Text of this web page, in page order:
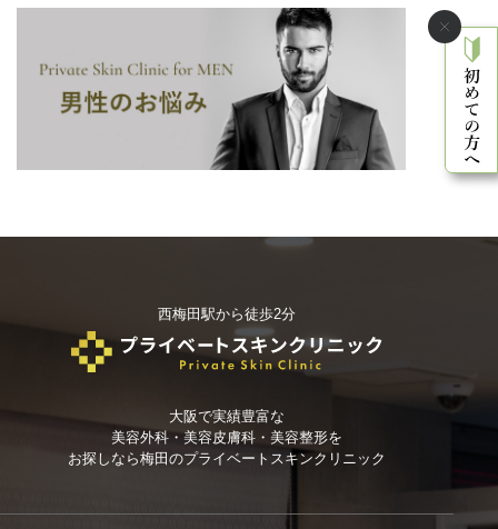
西梅田駅から徒歩2分
大阪で実績豊富な
美容外科・美容皮膚科・美容整形を
お探しなら梅田のプライベートスキンクリニック